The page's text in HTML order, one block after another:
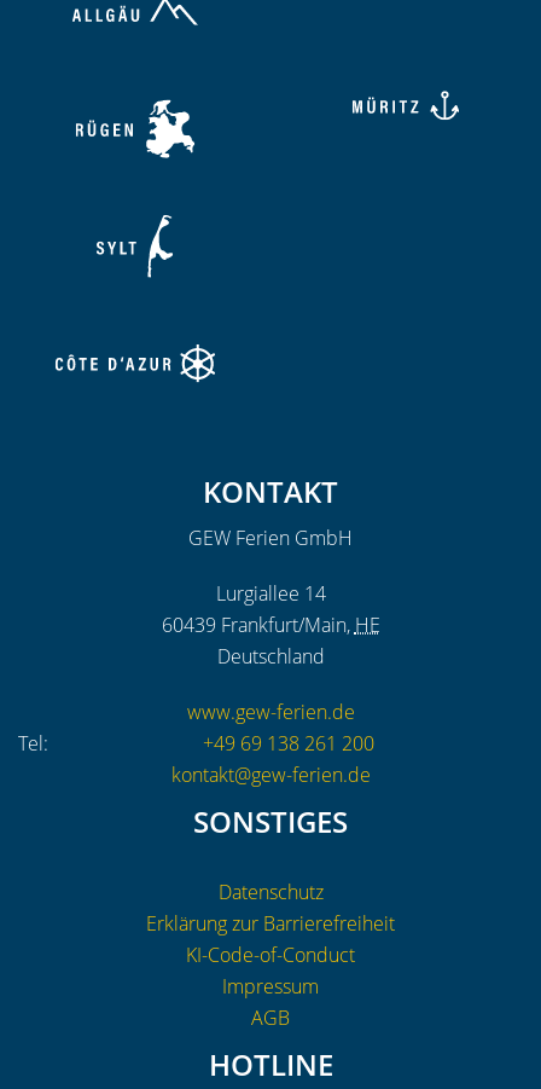
KONTAKT
GEW Ferien GmbH
Lurgiallee 14
60439 Frankfurt/Main, HE
Deutschland
www.gew-ferien.de
Tel:
+49 69 138 261 200
kontakt@gew-ferien.de
SONSTIGES
Datenschutz
Erklärung zur Barrierefreiheit
KI-Code-of-Conduct
Impressum
AGB
HOTLINE